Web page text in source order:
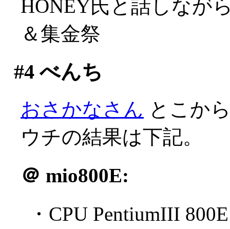
HONEY氏と話しなが
＆集金祭
#4べんち
おさかなさん とこか
ウチの結果は下記。
＠ mio800E:
・CPU PentiumIII 800E